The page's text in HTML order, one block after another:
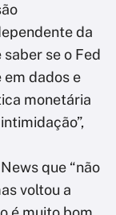
da
se o Fed
dados e
monetária
que “não
voltou a